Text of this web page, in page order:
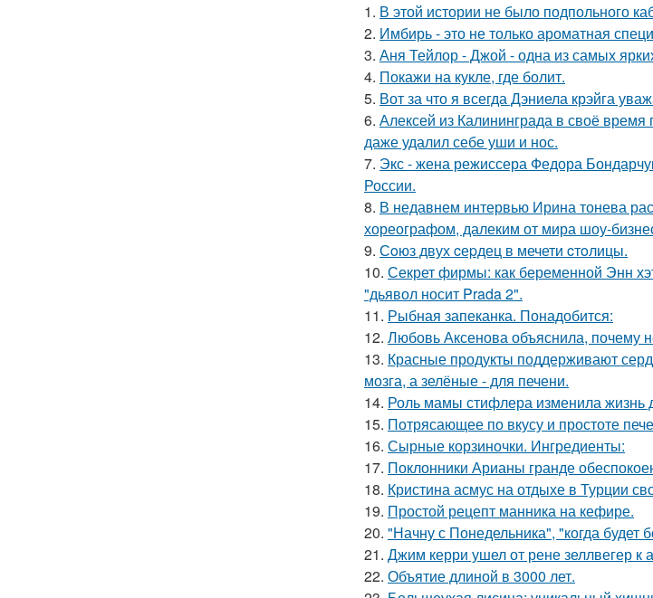
1. В этой истории не было подпольного
2. Имбирь - это не только ароматная
3. Аня Тейлор - Джой - одна из самых
4. Покажи на кукле, где болит.
5. Вот за что я всегда Дэниела крэйга
6. Алексей из Калининграда в своё время
даже удалил себе уши и нос.
7. Экс - жена режиссера Федора
России.
8. В недавнем интервью Ирина тонева
хореографом, далеким от мира шоу-
9. Сoюз двух cеpдец в мечети cтoлицы.
10. Секрет фирмы: как беременной Энн
"дьявол носит Prada 2".
11. Рыбная запеканка. Понадобится:
12. Любовь Аксенова объяснила, почему
13. Красные продукты поддерживают
мозга, а зелёные - для печени.
14. Роль мамы стифлера изменила жизнь
15. Потрясающее по вкусу и простоте
16. Сырные корзиночки. Ингредиенты:
17. Поклонники Арианы гранде
18. Кристина асмус на отдыхе в Турции
19. Простой рецепт манника на кефире.
20. "Начну с Понедельника", "когда
21. Джим керри ушел от рене зеллвегер к
22. Объятие длиной в 3000 лет.